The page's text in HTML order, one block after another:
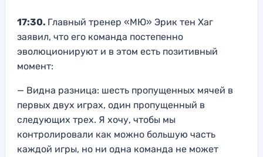
17:30. Главный тренер «МЮ» Эрик тен Хаг
заявил, что его команда постепенно
эволюционируют и в этом есть позитивный
момент:
— Видна разница: шесть пропущенных мячей в
первых двух играх, один пропущенный в
следующих трех. Я хочу, чтобы мы
контролировали как можно большую часть
каждой игры, но ни одна команда не может